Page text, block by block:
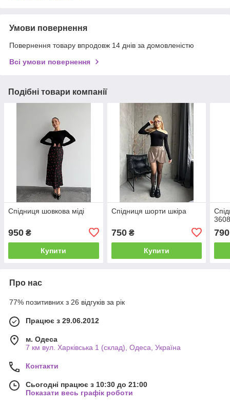
Умови повернення
Повернення товару впродовж 14 днів за домовленістю
Всі умови повернення
Подібні товари компанії
Спідниця шовкова міді
950 ₴
Купити
Спідниця шорти шкіра
750₴
Купити
790
Про нас
77% позитивних з 26 відгуків за рік
Працює з 29.06.2012
м. Одеса
7 км вул. Харківська 1 (склад), Одеса, Україна
Контакти
Сьогодні працює з 10:30 до 21:00
Показати весь графік роботи